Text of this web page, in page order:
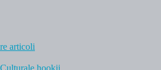
articoli
hookii